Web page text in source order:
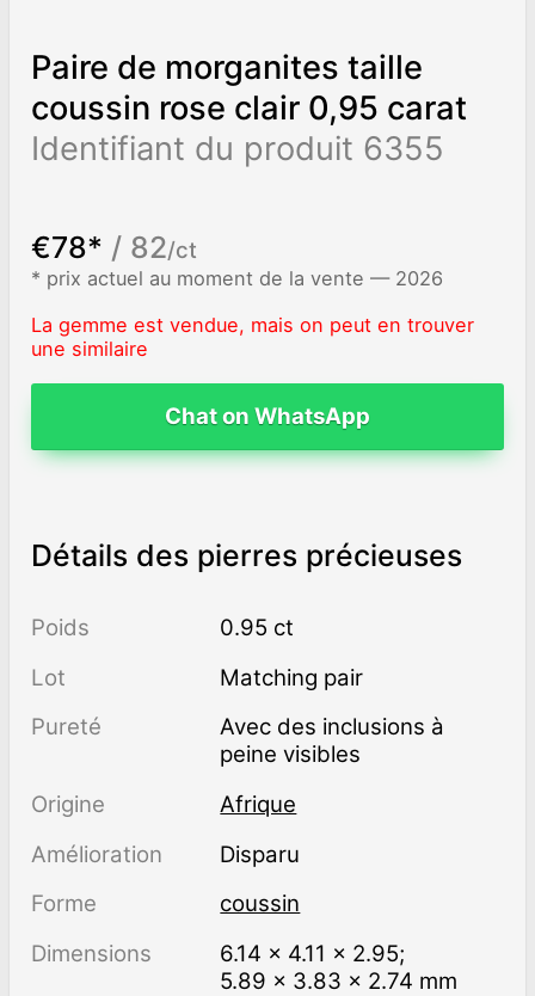
Paire de morganites taille
coussin rose clair 0,95 carat
Identifiant du produit 6355
€78* / 82/ct
* prix actuel au moment de la vente — 2026
La gemme est vendue, mais on peut en trouver
une similaire
Chat on WhatsApp
Détails des pierres précieuses
Poids
0.95 ct
Lot
Matching pair
Pureté
avec des inclusions à
peine visibles
Origine
Afrique
Amélioration
disparu
Forme
coussin
Dimensions
6.14 × 4.11 × 2.95;
5.89 × 3.83 × 2.74 mm